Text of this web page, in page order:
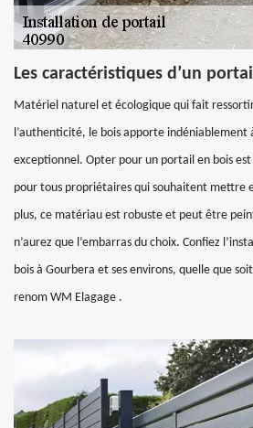
Les caractéristiques d’un
Matériel naturel et écologique qui fait
l’authenticité, le bois apporte
exceptionnel. Opter pour un portail en bois
pour tous propriétaires qui souhaitent mettre
plus, ce matériau est robuste et peut être
n’aurez que l’embarras du choix. Confiez
bois à Gourbera et ses environs, quelle que
renom WM Elagage .